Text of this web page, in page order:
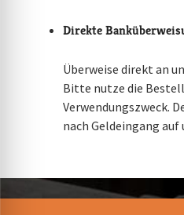
Direkte
Überweise direkt an
Bitte nutze die
Verwendungszweck.
nach Geldeingang